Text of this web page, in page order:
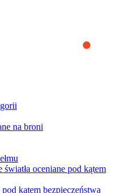
you the best experience
this website, you accept
how the website is used and
more or to find out how
our
na broni
oceniane pod kątem
pod kątem bezpieczeństwa